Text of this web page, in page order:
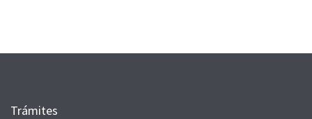
Trámites